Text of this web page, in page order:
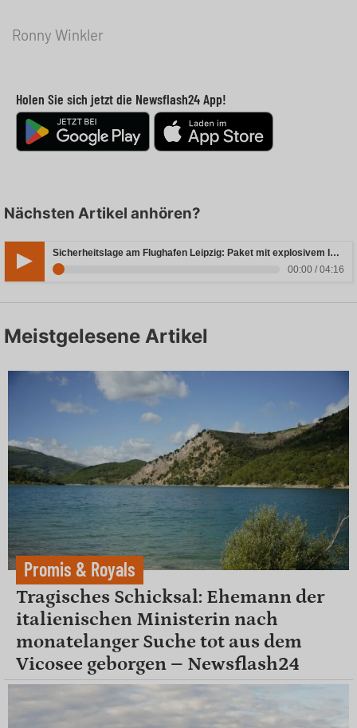
Ronny Winkler
Holen Sie sich jetzt die Newsflash24 App!
Nächsten Artikel anhören?
Sicherheitslage am Flughafen Leipzig: Paket mit explosivem Inhalt entdeckt
00:00 / 04:16
Meistgelesene Artikel
Promis & Royals
Tragisches Schicksal: Ehemann der
italienischen Ministerin nach
monatelanger Suche tot aus dem
Vicosee geborgen – Newsflash24